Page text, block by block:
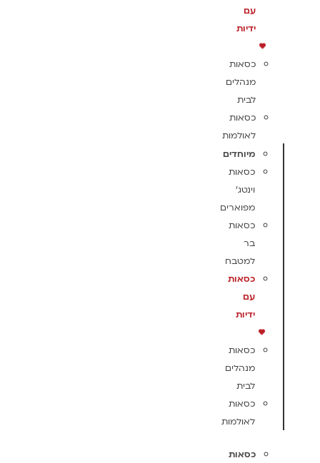
עם
ידיות
כסאות
מנהלים
לבית
כסאות
לאולמות
מיוחדים
כסאות
וינטג'
מפוארים
כסאות
בר
למטבח
כסאות
עם
ידיות
כסאות
מנהלים
לבית
כסאות
לאולמות
כסאות